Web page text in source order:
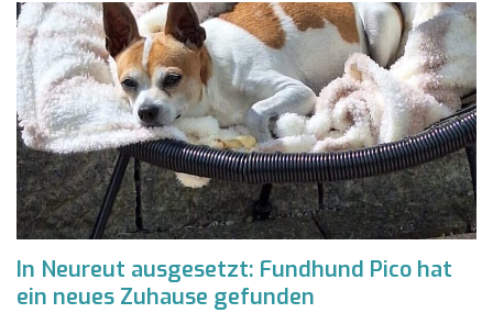
In Neureut ausgesetzt: Fundhund Pico hat
ein neues Zuhause gefunden